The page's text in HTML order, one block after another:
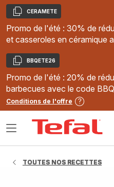
Copier
CERAMETE
Promo de l'été : 30% de
et casseroles en céramique
Copier
BBQETE26
Promo de l'été : 20% de
barbecues avec le code
Conditions de l'offre
Ouvrir
TOUTES NOS RECETTES